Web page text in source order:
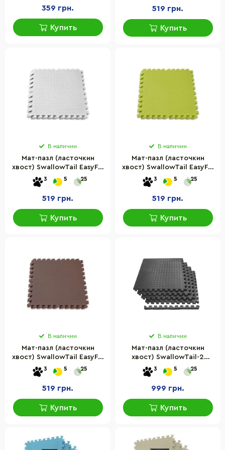
359 грн.
Купить
519 грн.
Купить
В наличии
Мат-пазл (ласточкин
хвост) SwallowTail EasyFit
EF-1950-W 60 х 60 см,
белый
3 5 25
519 грн.
Купить
В наличии
Мат-пазл (ласточкин
хвост) SwallowTail EasyFit
EF-1950-Y 60 х 60 см,
желтый
3 5 25
519 грн.
Купить
В наличии
Мат-пазл (ласточкин
хвост) SwallowTail EasyFit
EF-1950-BN 60 х 60 см,
коричневый
3 5 25
519 грн.
Купить
В наличии
Мат-пазл (ласточкин
хвост) SwallowTail-2
EasyFit EF-1960-BK, с
бортиком
3 5 25
999 грн.
Купить